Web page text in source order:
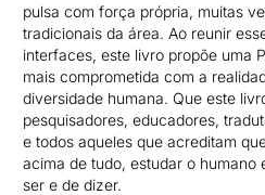
pulsa com força própria, muitas
tradicionais da área. Ao reunir
interfaces, este livro propõe uma
mais comprometida com a
diversidade humana. Que este
pesquisadores, educadores,
e todos aqueles que acreditam
acima de tudo, estudar o humano
ser e de dizer.